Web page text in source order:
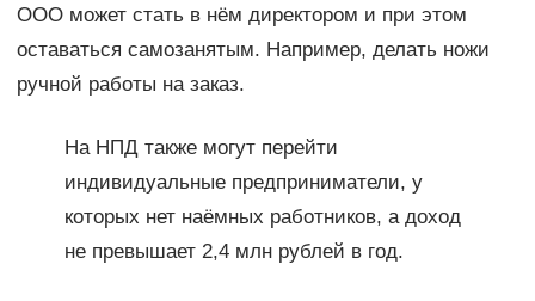
ООО может стать в нём директором и при этом
оставаться самозанятым. Например, делать ножи
ручной работы на заказ.
На НПД также могут перейти
индивидуальные предприниматели, у
которых нет наёмных работников, а доход
не превышает 2,4 млн рублей в год.